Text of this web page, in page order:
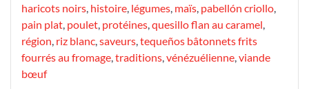
haricots noirs histoire légumes maïs pabellón criollo
pain plat poulet protéines quesillo flan au caramel
région riz blanc saveurs tequeños bâtonnets frits
fourrés au fromage traditions vénézuélienne viande
bœuf